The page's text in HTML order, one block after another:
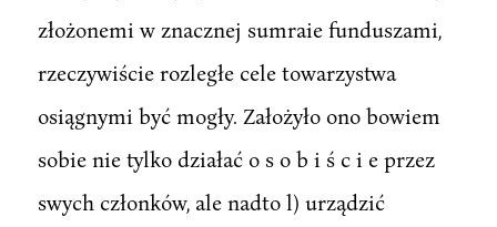
złożonemi w znacznej sumraie funduszami,
rzeczywiście rozległe cele towarzystwa
osiągnymi być mogły. Założyło ono bowiem
sobie nie tylko działać o s o b i ś c i e przez
swych członków, ale nadto l) urządzić